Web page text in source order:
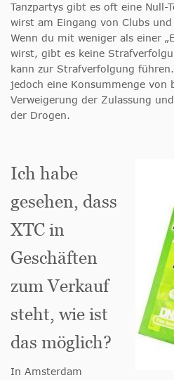
Tanzpartys gibt es oft eine Null-
wirst am Eingang von Clubs
Wenn du mit weniger als einer
wirst, gibt es keine
kann zur Strafverfolgung
jedoch eine Konsummenge von
Verweigerung der Zulassung
der Drogen.
Ich habe
gesehen, dass
XTC in
Geschäften
zum Verkauf
steht, wie ist
das möglich?
In Amsterdam